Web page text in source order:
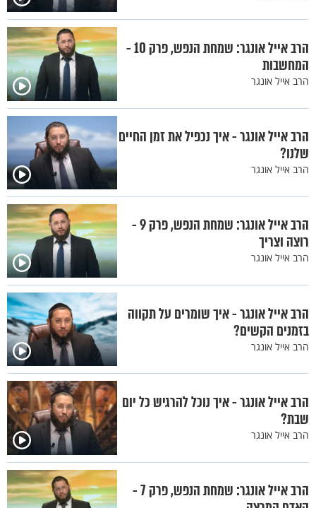
הרב אייל אונגר: שמחת הנפש, פרק 10 -
המחשבות
הרב אייל אונגר
הרב אייל אונגר - איך נכפיל את זמן החיים
שלנו?
הרב אייל אונגר
הרב אייל אונגר: שמחת הנפש, פרק 9 -
רוצה וצריך
הרב אייל אונגר
הרב אייל אונגר - איך שומרים על תקווה
בזמנים הקשים?
הרב אייל אונגר
הרב אייל אונגר - איך נוכל להרגיש כל יום
שבת?
הרב אייל אונגר
הרב אייל אונגר: שמחת הנפש, פרק 7 -